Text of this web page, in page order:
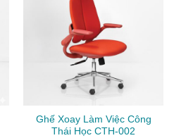
Ghế Xoay Làm Việc Công
Thái Học CTH-002